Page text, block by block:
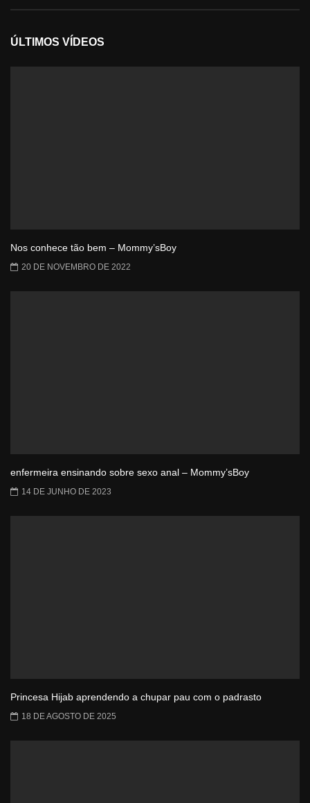
ÚLTIMOS VÍDEOS
Nos conhece tão bem – Mommy’sBoy
20 DE NOVEMBRO DE 2022
enfermeira ensinando sobre sexo anal – Mommy’sBoy
14 DE JUNHO DE 2023
Princesa Hijab aprendendo a chupar pau com o padrasto
18 DE AGOSTO DE 2025